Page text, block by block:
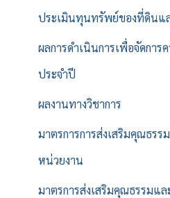
ประเมินทุนทรัพย์ของที่ดินแล
ผลการดำเนินการเพื่อจัดการ
ประจำปี
ผลงานทางวิชาการ
มาตรการการส่งเสริมคุณธรร
หน่วยงาน
มาตรการส่งเสริมคุณธรรมแล